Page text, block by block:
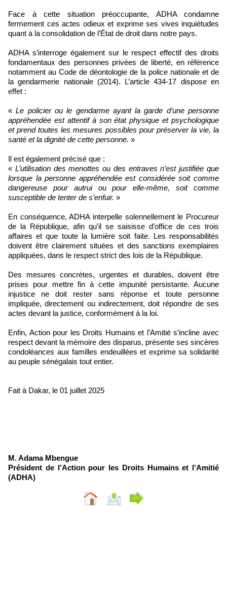
Face à cette situation préoccupante, ADHA condamne
fermement ces actes odieux et exprime ses vives inquiétudes
quant à la consolidation de l’État de droit dans notre pays.
ADHA s’interroge également sur le respect effectif des droits
fondamentaux des personnes privées de liberté, en référence
notamment au Code de déontologie de la police nationale et de
la gendarmerie nationale (2014). L’article 434-17 dispose en
effet :
« Le policier ou le gendarme ayant la garde d’une personne
appréhendée est attentif à son état physique et psychologique
et prend toutes les mesures possibles pour préserver la vie, la
santé et la dignité de cette personne. »
Il est également précisé que :
« L’utilisation des menottes ou des entraves n’est justifiée que
lorsque la personne appréhendée est considérée soit comme
dangereuse pour autrui ou pour elle-même, soit comme
susceptible de tenter de s’enfuir. »
En conséquence, ADHA interpelle solennellement le Procureur
de la République, afin qu’il se saisisse d’office de ces trois
affaires et que toute la lumière soit faite. Les responsabilités
doivent être clairement situées et des sanctions exemplaires
appliquées, dans le respect strict des lois de la République.
Des mesures concrètes, urgentes et durables, doivent être
prises pour mettre fin à cette impunité persistante. Aucune
injustice ne doit rester sans réponse et toute personne
impliquée, directement ou indirectement, doit répondre de ses
actes devant la justice, conformément à la loi.
Enfin, Action pour les Droits Humains et l’Amitié s’incline avec
respect devant la mémoire des disparus, présente ses sincères
condoléances aux familles endeuillées et exprime sa solidarité
au peuple sénégalais tout entier.
Fait à Dakar, le 01 juillet 2025
M. Adama Mbengue
Président de l’Action pour les Droits Humains et l’Amitié
(ADHA)